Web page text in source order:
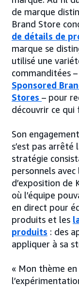
de marque
Brand Store
de détails de
marque se
utilisé une
commanditées –
Sponsored
Stores – pour
découvrir ce
Son
s’est pas arrêté
stratégie
personnels
d’exposition de
où l’équipe
en direct pour
produits et les
produits : des
appliquer à sa
« Mon thème